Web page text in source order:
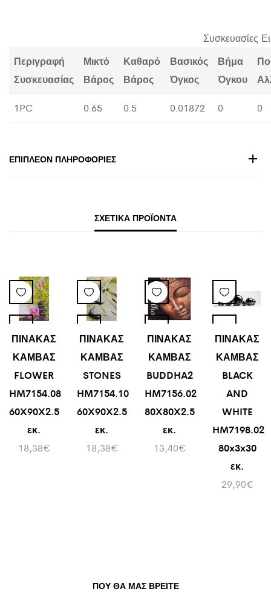
Συσκευασίες
Περιγραφή
Συσκευασίας
Μικτό
Βάρος
Καθαρό
Βάρος
Βασικός
Όγκος
Βήμα
Όγκου
1PC 0.65 0.5 0.01872 0 0
ΕΠΙΠΛΈΟΝ ΠΛΗΡΟΦΟΡΊΕΣ
ΣΧΕΤΙΚΆ ΠΡΟΪΌΝΤΑ
ΠΙΝΑΚΑΣ
ΚΑΜΒΑΣ
FLOWER
HM7154.08
60X90X2.5
εκ.
18,38€
ΠΙΝΑΚΑΣ
ΚΑΜΒΑΣ
STONES
HM7154.10
60X90X2.5
εκ.
18,38€
ΠΙΝΑΚΑΣ
ΚΑΜΒΑΣ
BUDDHA2
HM7156.02
80X80X2.5
εκ.
13,40€
ΠΙΝΑΚΑΣ
ΚΑΜΒΑΣ
BLACK
AND
WHITE
HM7198.02
80x3x30
εκ.
29,90€
ΠΟΥ ΘΑ ΜΑΣ ΒΡΕΊΤΕ